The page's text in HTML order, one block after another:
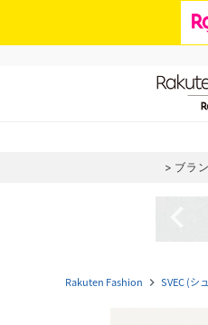
ブラ
Rakuten Fashion navigate_next SVEC (シ